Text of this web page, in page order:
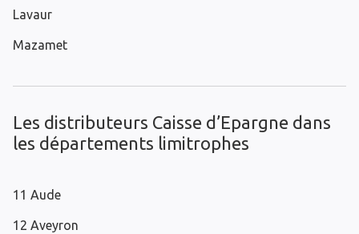
Lavaur
Mazamet
Les distributeurs Caisse d’Epargne dans
les départements limitrophes
11 Aude
12 Aveyron